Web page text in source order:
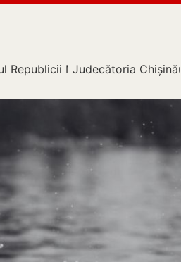
Republicii MoldovaJudecătoria Chișinău